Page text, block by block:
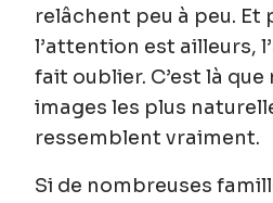
relâchent peu à peu. Et
l’attention est ailleurs,
fait oublier. C’est là que
images les plus
ressemblent vraiment.
Si de nombreuses